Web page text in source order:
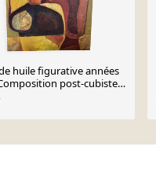
huile figurative années
post-cubiste –
fran